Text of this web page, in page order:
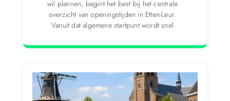
wil plannen, begint het best bij het centrale
overzicht van openingstijden in Etten-Leur.
Vanuit dat algemene startpunt wordt snel